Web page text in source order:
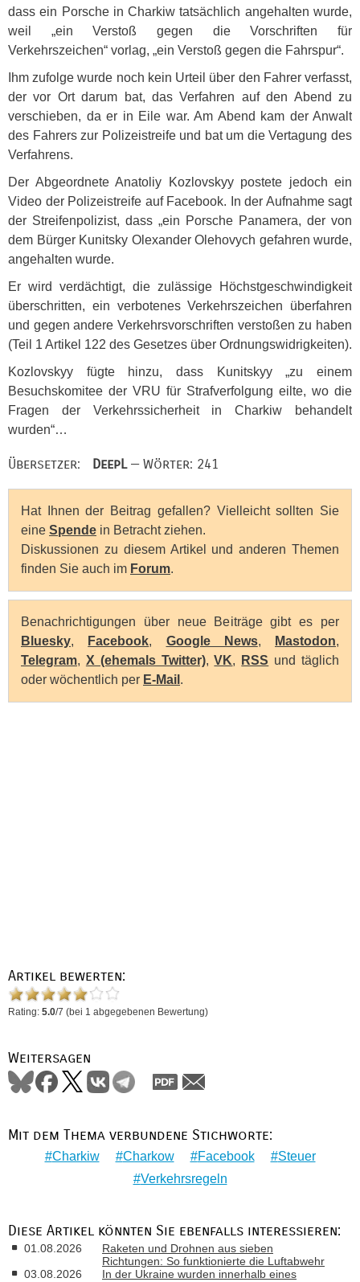
dass ein Porsche in Charkiw tatsächlich angehalten wurde,
weil „ein Verstoß gegen die Vorschriften für
Verkehrszeichen“ vorlag, „ein Verstoß gegen die Fahrspur“.
Ihm zufolge wurde noch kein Urteil über den Fahrer verfasst,
der vor Ort darum bat, das Verfahren auf den Abend zu
verschieben, da er in Eile war. Am Abend kam der Anwalt
des Fahrers zur Polizeistreife und bat um die Vertagung des
Verfahrens.
Der Abgeordnete Anatoliy Kozlovskyy postete jedoch ein
Video der Polizeistreife auf Facebook. In der Aufnahme sagt
der Streifenpolizist, dass „ein Porsche Panamera, der von
dem Bürger Kunitsky Olexander Olehovych gefahren wurde,
angehalten wurde.
Er wird verdächtigt, die zulässige Höchstgeschwindigkeit
überschritten, ein verbotenes Verkehrszeichen überfahren
und gegen andere Verkehrsvorschriften verstoßen zu haben
(Teil 1 Artikel 122 des Gesetzes über Ordnungswidrigkeiten).
Kozlovskyy fügte hinzu, dass Kunitskyy „zu einem
Besuchskomitee der VRU für Strafverfolgung eilte, wo die
Fragen der Verkehrssicherheit in Charkiw behandelt
wurden“…
Übersetzer: DeepL— Wörter: 241
Hat Ihnen der Beitrag gefallen? Vielleicht sollten Sie
eine Spende in Betracht ziehen.
Diskussionen zu diesem Artikel und anderen Themen
finden Sie auch im Forum.
Benachrichtigungen über neue Beiträge gibt es per
Bluesky, Facebook, Google News, Mastodon,
Telegram, X (ehemals Twitter),VK, RSS und täglich
oder wöchentlich per E-Mail .
Artikel bewerten:
Rating: 5.0/7 (bei 1 abgegebenen Bewertung)
Weitersagen
Mit dem Thema verbundene Stichworte:
Charkiw Charkow Facebook
Steuer
Verkehrsregeln
Diese Artikel könnten Sie ebenfalls interessieren:
01.08.2026
Raketen und Drohnen aus sieben
Richtungen: So funktionierte die Luftabwehr
03.08.2026
In der Ukraine wurden innerhalb eines